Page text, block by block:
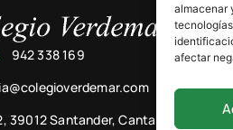
almacenar
afectar
942 338 169
39012 Santander, Cantabria